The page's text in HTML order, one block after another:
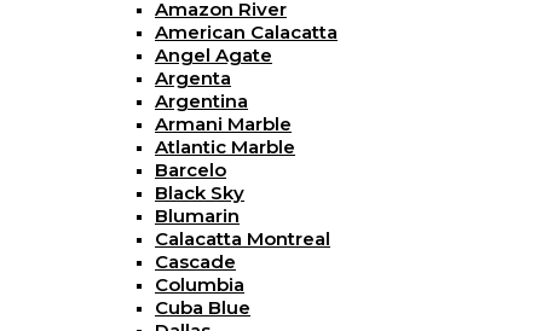
Amazon River
American Calacatta
Angel Agate
Argenta
Argentina
Armani Marble
Atlantic Marble
Barcelo
Black Sky
Blumarin
Calacatta Montreal
Cascade
Columbia
Cuba Blue